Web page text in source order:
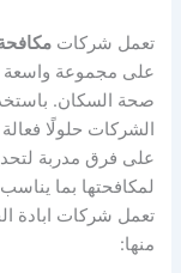
تعمل شركات
على مجموعة واسعة
صحة السكان.
الشركات حلولًا
على فرق مدربة
لمكافحتها بما
تعمل شركات ابادة
منها: